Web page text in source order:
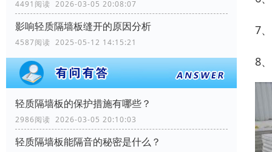
4491阅读 2026-03-05 20:08:07
影响轻质隔墙板缝开的原因分析
4587阅读 2025-05-12 14:15:21
轻质隔墙板的保护措施有哪些？
2986阅读 2026-03-05 20:10:03
轻质隔墙板能隔音的秘密是什么？
7
8